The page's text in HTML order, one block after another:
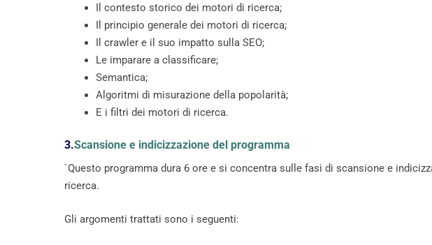
Il contesto storico dei motori di ricerca;
Il principio generale dei motori di ricerca;
Il crawler e il suo impatto sulla SEO;
Le imparare a classificare;
Semantica;
Algoritmi di misurazione della popolarità;
E i filtri dei motori di ricerca.
3.Scansione e indicizzazione del programma
`Questo programma dura 6 ore e si concentra sulle fasi di scansione e
ricerca.
Gli argomenti trattati sono i seguenti: